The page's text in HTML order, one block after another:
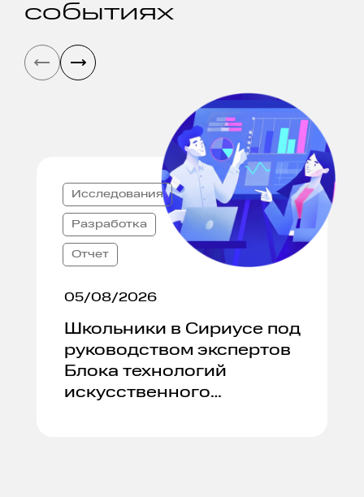
событиях
Исследования
Разработка
Отчет
05/08/2026
Школьники в Сириусе под
руководством экспертов
Блока технологий
искусственного